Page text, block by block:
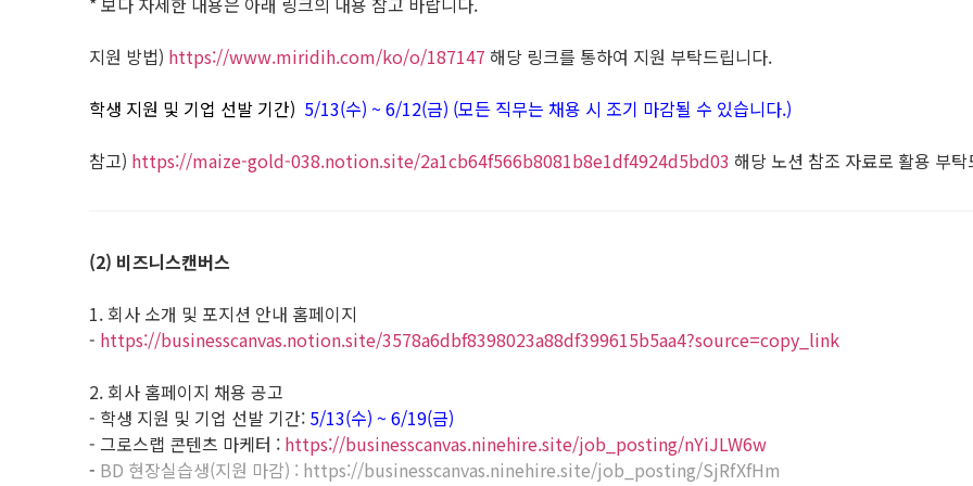
지원 방법) https://www.miridih.com/ko/o/187147 해당 링크를 통하여 지원 부탁드립니다.
학생 지원 및 기업 선발 기간) 5/13(수) ~ 6/12(금) (모든 직무는 채용 시 조기 마감될 수 있습니다.)
참고) https://maize-gold-038.notion.site/2a1cb64f566b8081b8e1df4924d5bd03 해당 노션 참조 자료로 활용 부
(2) 비즈니스캔버스
1. 회사 소개 및 포지션 안내 홈페이지
- https://businesscanvas.notion.site/3578a6dbf8398023a88df399615b5aa4?source=copy_link
2. 회사 홈페이지 채용 공고
- 학생 지원 및 기업 선발 기간: 5/13(수) ~ 6/19(금)
- 그로스랩 콘텐츠 마케터 : https://businesscanvas.ninehire.site/job_posting/nYiJLW6w
- BD 현장실습생(지원 마감) : https://businesscanvas.ninehire.site/job_posting/SjRfXfHm